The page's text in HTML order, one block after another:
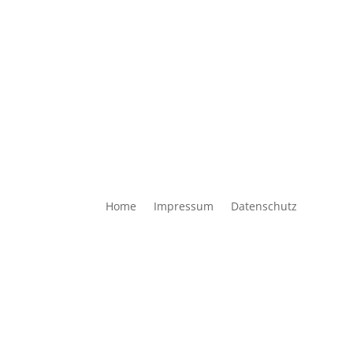
Home Impressum Datenschutz